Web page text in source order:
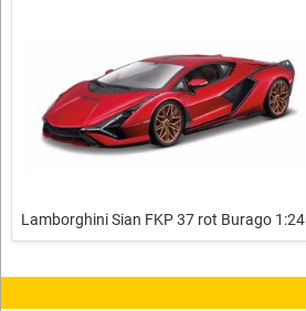
Lamborghini Sian FKP 37 rot Burago 1:24